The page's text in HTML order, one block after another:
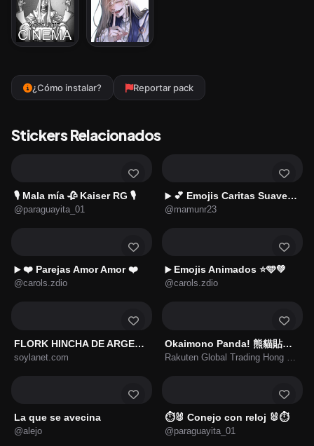
¿Cómo instalar? Reportar pack
Stickers Relacionados
🎙 Mala mía 🥀 Kaiser RG 🎙
@paraguayita_01
▶️ 💕 Emojis Caritas Suavecitas❤️
@mamunr23
▶️ ❤️ Parejas Amor Amor ❤️
@carols.zdio
▶️ Emojis Animados ⭐🩵💚
@carols.zdio
FLORK HINCHA DE ARGENTINA 🇦🇷🏆
soylanet.com
Okaimono Panda! 熊貓貼圖★第4彈 ★《閱讀篇》
La que se avecina
@alejo
⏱️🐰 Conejo con reloj 🐰⏱️
@paraguayita_01